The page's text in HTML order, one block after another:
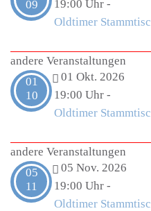
09
19:00 Uhr -
Oldtimer
andere Veranstaltungen
01
10
01 Okt. 2026
19:00 Uhr -
Oldtimer
andere Veranstaltungen
05
11
05 Nov. 2026
19:00 Uhr -
Oldtimer